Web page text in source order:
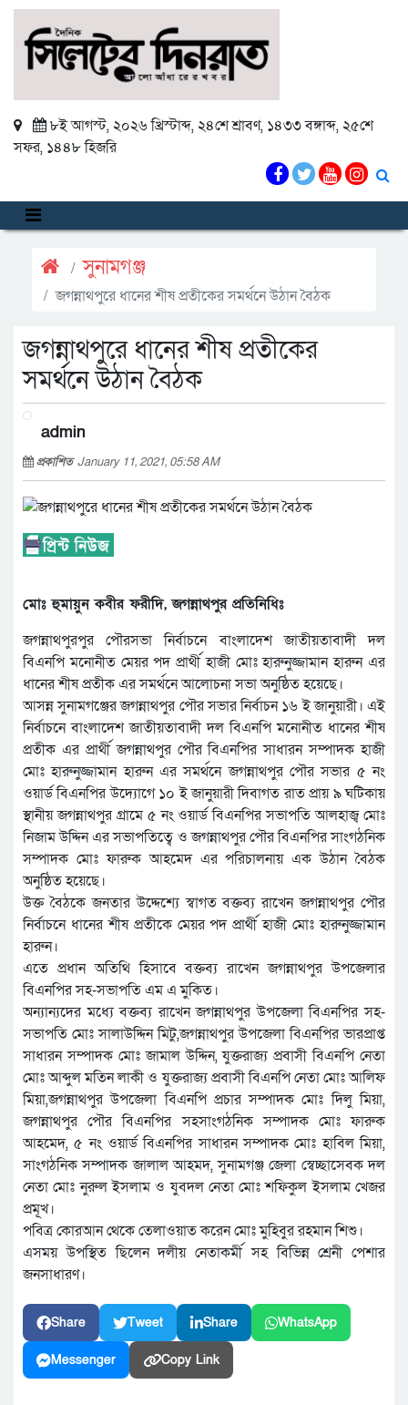
৮ই আগস্ট, ২০২৬ খ্রিস্টাব্দ, ২৪শে শ্রাবণ, ১৪৩৩ বঙ্গাব্দ, ২৫শে
সফর, ১৪৪৮ হিজরি
সুনামগঞ্জ
জগন্নাথপুরে ধানের শীষ প্রতীকের সমর্থনে উঠান বৈঠক
জগন্নাথপুরে ধানের শীষ প্রতীকের
সমর্থনে উঠান বৈঠক
admin
প্রকাশিতJanuary 11, 2021, 05:58 AM
মোঃ হুমায়ুন কবীর ফরীদি, জগন্নাথপুর প্রতিনিধিঃ
জগন্নাথপুরপুর পৌরসভা নির্বাচনে বাংলাদেশ জাতীয়তাবাদী দল
বিএনপি মনোনীত মেয়র পদ প্রার্থী হাজী মোঃ হারুনুজ্জামান হারুন এর
ধানের শীষ প্রতীক এর সমর্থনে আলোচনা সভা অনুষ্ঠিত হয়েছে।
আসন্ন সুনামগঞ্জের জগন্নাথপুর পৌর সভার নির্বাচন ১৬ ই জানুয়ারী। এই
নির্বাচনে বাংলাদেশ জাতীয়তাবাদী দল বিএনপি মনোনীত ধানের শীষ
প্রতীক এর প্রার্থী জগন্নাথপুর পৌর বিএনপির সাধারন সম্পাদক হাজী
মোঃ হারুনুজ্জামান হারুন এর সমর্থনে জগন্নাথপুর পৌর সভার ৫ নং
ওয়ার্ড বিএনপির উদ্যোগে ১০ ই জানুয়ারী দিবাগত রাত প্রায় ৯ ঘটিকায়
স্থানীয় জগন্নাথপুর গ্রামে ৫ নং ওয়ার্ড বিএনপির সভাপতি আলহাজ্ব মোঃ
নিজাম উদ্দিন এর সভাপতিত্বে ও জগন্নাথপুর পৌর বিএনপির সাংগঠনিক
সম্পাদক মোঃ ফারুক আহমেদ এর পরিচালনায় এক উঠান বৈঠক
অনুষ্ঠিত হয়েছে।
উক্ত বৈঠকে জনতার উদ্দেশ্যে স্বাগত বক্তব্য রাখেন জগন্নাথপুর পৌর
নির্বাচনে ধানের শীষ প্রতীকে মেয়র পদ প্রার্থী হাজী মোঃ হারুনুজ্জামান
হারুন।
এতে প্রধান অতিথি হিসাবে বক্তব্য রাখেন জগন্নাথপুর উপজেলার
বিএনপির সহ-সভাপতি এম এ মুকিত।
অন্যান্যদের মধ্যে বক্তব্য রাখেন জগন্নাথপুর উপজেলা বিএনপির সহ-
সভাপতি মোঃ সালাউদ্দিন মিটু,জগন্নাথপুর উপজেলা বিএনপির ভারপ্রাপ্ত
সাধারন সম্পাদক মোঃ জামাল উদ্দিন, যুক্তরাজ্য প্রবাসী বিএনপি নেতা
মোঃ আব্দুল মতিন লাকী ও যুক্তরাজ্য প্রবাসী বিএনপি নেতা মোঃ আলিফ
মিয়া,জগন্নাথপুর উপজেলা বিএনপি প্রচার সম্পাদক মোঃ দিলু মিয়া,
জগন্নাথপুর পৌর বিএনপির সহসাংগঠনিক সম্পাদক মোঃ ফারুক
আহমেদ, ৫ নং ওয়ার্ড বিএনপির সাধারন সম্পাদক মোঃ হাবিল মিয়া,
সাংগঠনিক সম্পাদক জালাল আহমদ, সুনামগঞ্জ জেলা স্বেচ্ছাসেবক দল
নেতা মোঃ নুরুল ইসলাম ও যুবদল নেতা মোঃ শফিকুল ইসলাম খেজর
প্রমূখ।
পবিত্র কোরআন থেকে তেলাওয়াত করেন মোঃ মুহিবুর রহমান শিশু।
এসময় উপস্থিত ছিলেন দলীয় নেতাকর্মী সহ বিভিন্ন শ্রেনী পেশার
জনসাধারণ।
Share Tweet Share WhatsApp
Messenger Copy Link